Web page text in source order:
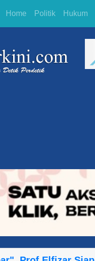
Home Politik Hukum